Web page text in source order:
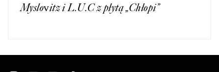
Myslovitz i L.U.C z płytą „Chłopi”